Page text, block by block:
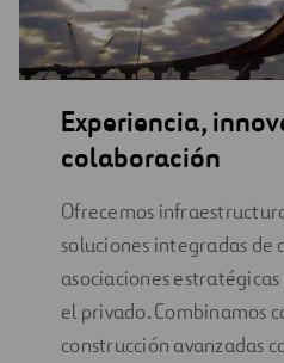
Experiencia,
colaboración
Ofrecemos
soluciones integradas de
asociaciones
el privado. Combinamos
construcción avanzadas